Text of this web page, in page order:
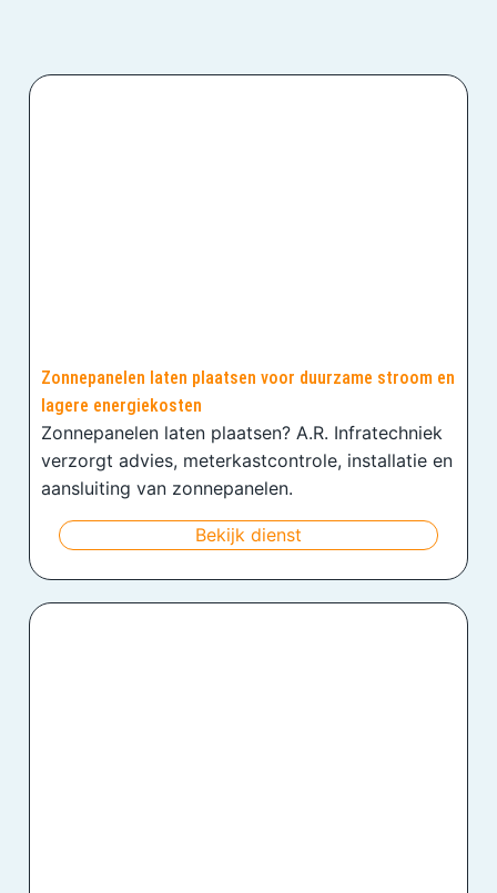
Zonnepanelen laten plaatsen voor duurzame stroom en
lagere energiekosten
Zonnepanelen laten plaatsen? A.R. Infratechniek
verzorgt advies, meterkastcontrole, installatie en
aansluiting van zonnepanelen.
Bekijk dienst